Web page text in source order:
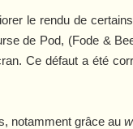
le rendu de
de Pod, (Fode &
Ce défaut a été
notamment grâce au